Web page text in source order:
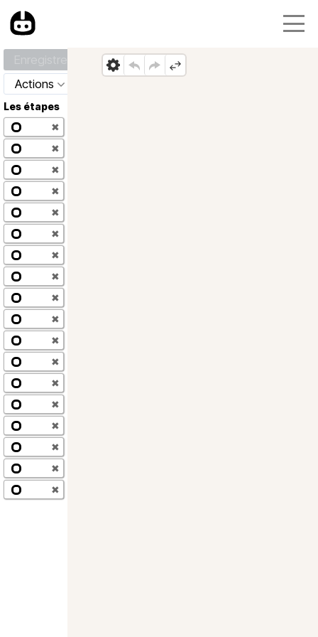
Actions
Les étapes
✖
✖
✖
✖
✖
✖
✖
✖
✖
✖
✖
✖
✖
✖
✖
✖
✖
✖